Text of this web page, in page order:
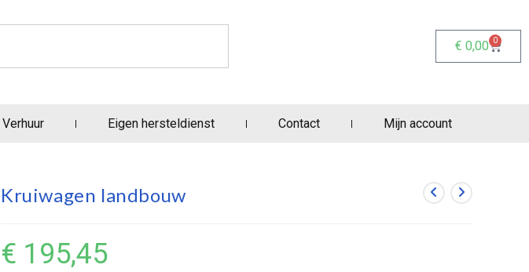
€ 0,00 0
Verhuur Eigen hersteldienst Contact Mijn account
Kruiwagen landbouw
€ 195,45